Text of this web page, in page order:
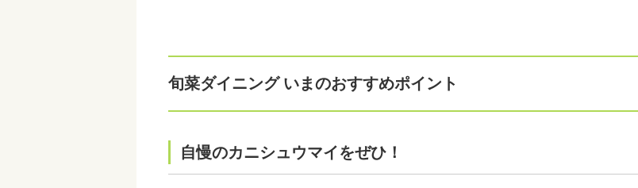
旬菜ダイニング いまのおすすめポイント
自慢のカニシュウマイをぜひ！